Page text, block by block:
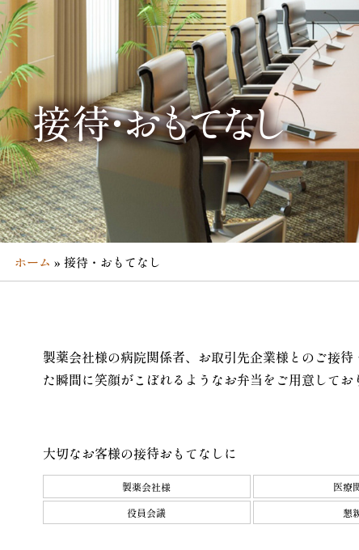
コ
ン
テ
ン
ツ
へ
ス
キ
ッ
プ
接待・おもてなし
ホーム » 接待・おもてなし
製薬会社様の病院関係者、お取引先企業様とのご接
た瞬間に笑顔がこぼれるようなお弁当をご用意してお
大切なお客様の接待おもてなしに
製薬会社様 医療
役員会議
懇